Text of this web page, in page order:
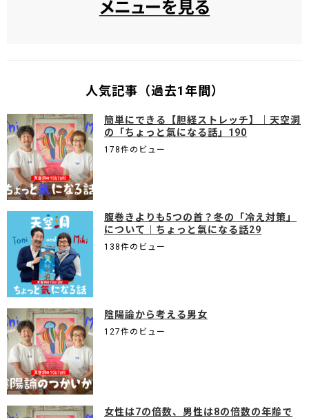
人気記事（過去1年間）
簡単にできる【胆経ストレッチ】｜天空洞
の「ちょっと氣になる話」190
178件のビュー
腹巻きよりも5つの首？冬の「冷え対策」
について｜ちょっと氣になる話29
138件のビュー
陰陽論から考える男女
127件のビュー
女性は7の倍数、男性は8の倍数の年齢で